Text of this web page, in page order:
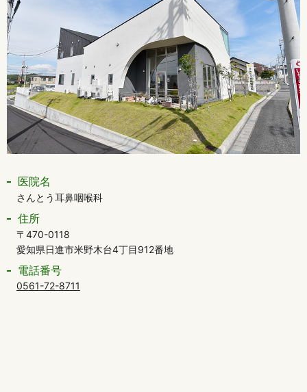
医院名
さんとう耳鼻咽喉科
住所
〒470-0118
愛知県日進市米野木台4丁目912番地
電話番号
0561-72-8711